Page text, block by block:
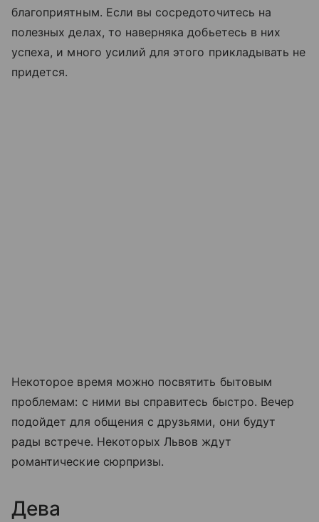
благоприятным. Если вы сосредоточитесь на
полезных делах, то наверняка добьетесь в них
успеха, и много усилий для этого прикладывать не
придется.
Некоторое время можно посвятить бытовым
проблемам: с ними вы справитесь быстро. Вечер
подойдет для общения с друзьями, они будут
рады встрече. Некоторых Львов ждут
романтические сюрпризы.
Дева